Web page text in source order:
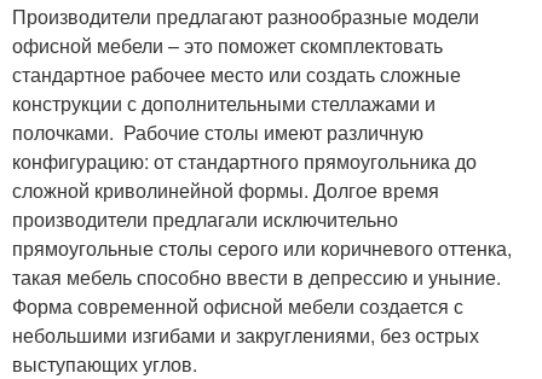
Производители предлагают разнообразные модели
офисной мебели – это поможет скомплектовать
стандартное рабочее место или создать сложные
конструкции с дополнительными стеллажами и
полочками. Рабочие столы имеют различную
конфигурацию: от стандартного прямоугольника до
сложной криволинейной формы. Долгое время
производители предлагали исключительно
прямоугольные столы серого или коричневого оттенка,
такая мебель способно ввести в депрессию и уныние.
Форма современной офисной мебели создается с
небольшими изгибами и закруглениями, без острых
выступающих углов.